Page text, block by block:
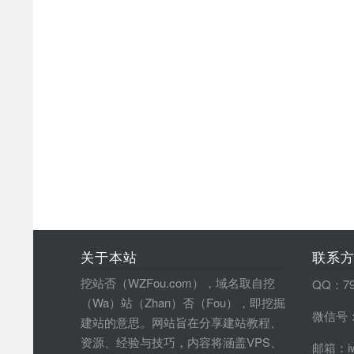
关于本站
挖站否（WZFou.com），域名取自挖
（Wa）站（Zhan）否（Fou），即挖掘
建站的意思。网站旨在分享建站教程、
资源、经验与技巧，内容将涵盖VPS、
联系
QQ：
微信号
邮箱：